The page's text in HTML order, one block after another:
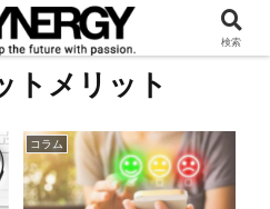
トメリット
コラム
検索